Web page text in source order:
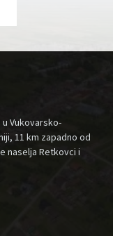
Vukovarsko-
11 km zapadno od
naselja Retkovci i